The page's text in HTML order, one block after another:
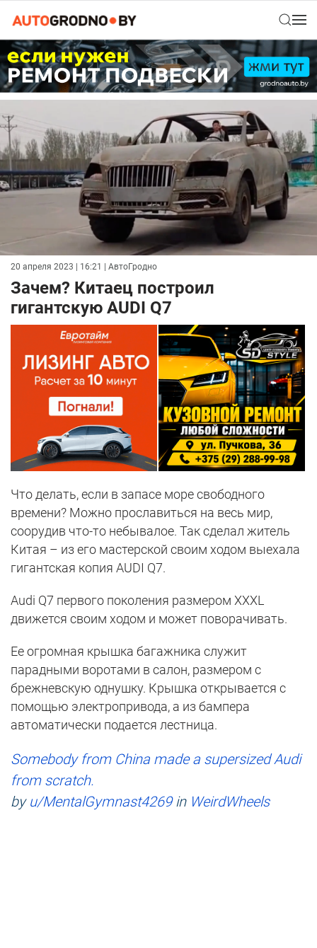
20 апреля 2023 | 16:21 | АвтоГродно
Зачем? Китаец построил
гигантскую AUDI Q7
Что делать, если в запасе море свободного
времени? Можно прославиться на весь мир,
соорудив что-то небывалое. Так сделал житель
Китая – из его мастерской своим ходом выехала
гигантская копия AUDI Q7.
Audi Q7 первого поколения размером XXXL
движется своим ходом и может поворачивать.
Ее огромная крышка багажника служит
парадными воротами в салон, размером с
брежневскую однушку. Крышка открывается с
помощью электропривода, а из бампера
автоматически подается лестница.
Somebody from China made a supersized Audi
from scratch.
by u/MentalGymnast4269in WeirdWheels